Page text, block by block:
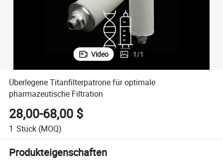
Video 1/1
Überlegene Titanfilterpatrone für optimale
pharmazeutische Filtration
28,00-68,00 $
1 Stück (MOQ)
Produkteigenschaften